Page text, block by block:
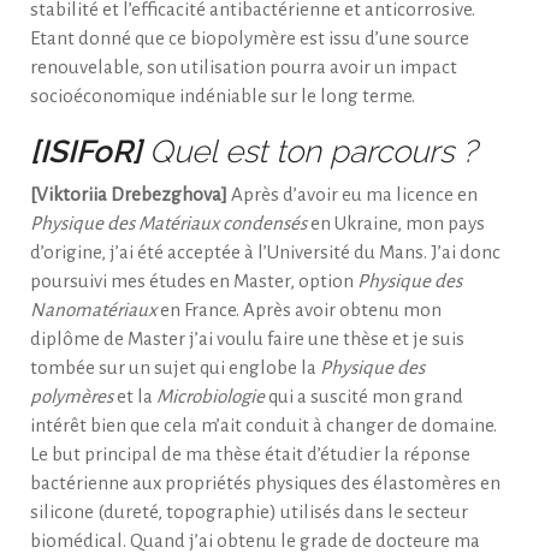
stabilité et l’efficacité antibactérienne et anticorrosive.
Etant donné que ce biopolymère est issu d’une source
renouvelable, son utilisation pourra avoir un impact
socioéconomique indéniable sur le long terme.
[ISIFoR] Quel est ton parcours ?
[Viktoriia Drebezghova] Après d’avoir eu ma licence en
Physique des Matériaux condensésen Ukraine, mon pays
d’origine, j’ai été acceptée à l’Université du Mans. J’ai donc
poursuivi mes études en Master, option Physique des
Nanomatériauxen France. Après avoir obtenu mon
diplôme de Master j’ai voulu faire une thèse et je suis
tombée sur un sujet qui englobe la Physique des
polymèreset la Microbiologiequi a suscité mon grand
intérêt bien que cela m’ait conduit à changer de domaine.
Le but principal de ma thèse était d’étudier la réponse
bactérienne aux propriétés physiques des élastomères en
silicone (dureté, topographie) utilisés dans le secteur
biomédical. Quand j’ai obtenu le grade de docteure ma